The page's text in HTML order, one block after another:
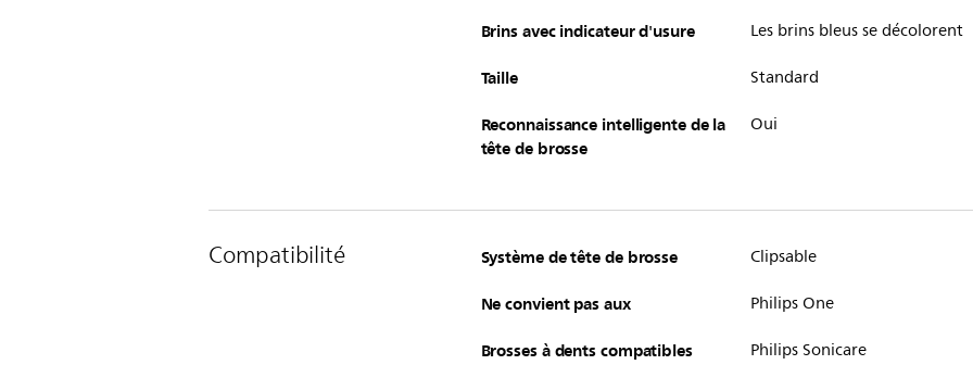
Brins avec indicateur d'usure Les brins bleus se décolorent
Taille Standard
Reconnaissance intelligente de la
tête de brosse
Oui
Compatibilité Système de tête de brosse Clipsable
Ne convient pas aux Philips One
Brosses à dents compatibles Philips Sonicare